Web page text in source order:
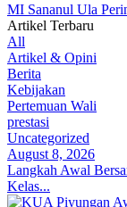
MI Sananul Ula
Artikel Terbaru
All
Artikel & Opini
Berita
Kebijakan
Pertemuan Wali
prestasi
Uncategorized
August 8, 2026
Langkah Awal
Kelas...